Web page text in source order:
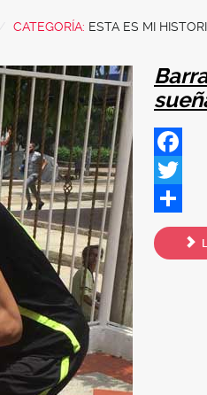
CATEGORÍA: ESTA ES MI
Twitter
Share